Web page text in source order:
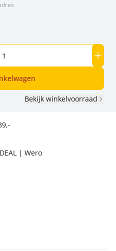
Bekijk winkelvoorraad
| Wero